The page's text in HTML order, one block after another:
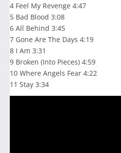
4 Feel My Revenge 4:47
5 Bad Blood 3:08
6 All Behind 3:45
7 Gone Are The Days 4:19
8 I Am 3:31
9 Broken (Into Pieces) 4:59
10 Where Angels Fear 4:22
11 Stay 3:34